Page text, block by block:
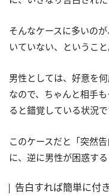
そんなケースに多いの
いていない、ということ
男性としては、好意を
なので、ちゃんと相手
ると錯覚している状況で
このケースだと「突然
に、逆に男性が困惑す
告白すれば簡単に付